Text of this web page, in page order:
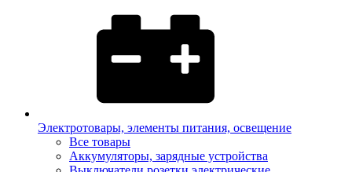
Электротовары, элементы питания, освещение
Все товары
Аккумуляторы, зарядные устройства